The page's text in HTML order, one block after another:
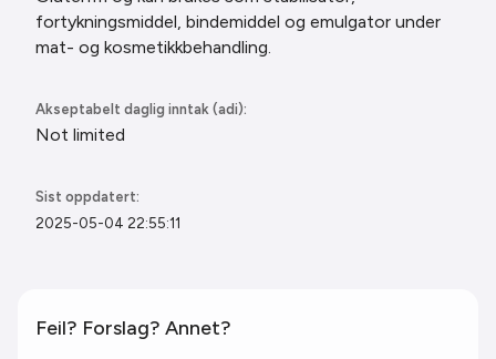
fortykningsmiddel, bindemiddel og emulgator under
mat- og kosmetikkbehandling.
Akseptabelt daglig inntak (adi):
Not limited
Sist oppdatert:
2025-05-04 22:55:11
Feil? Forslag? Annet?